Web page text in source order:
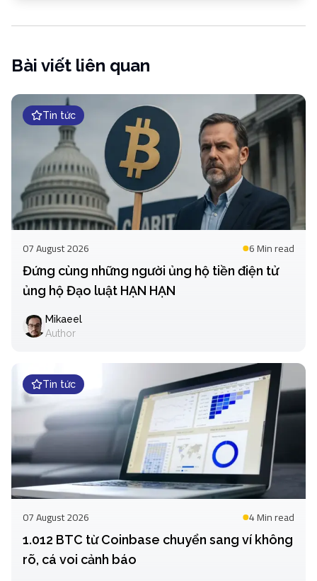
Bài viết liên quan
Tin tức
07 August 2026 6 Minread
Đứng cùng những người ủng hộ tiền điện tử
ủng hộ Đạo luật HẠN HẠN
Mikaeel
Author
Tin tức
07 August 2026 4 Minread
1.012 BTC từ Coinbase chuyển sang ví không
rõ, cá voi cảnh báo